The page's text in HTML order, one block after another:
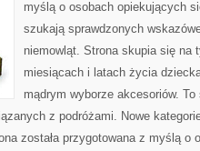
myślą o osobach opiekujących
szukają sprawdzonych
niemowląt. Strona skupia się na
miesiącach i latach życia
mądrym wyborze akcesoriów.
z podróżami. Nowe
została przygotowana z myślą o